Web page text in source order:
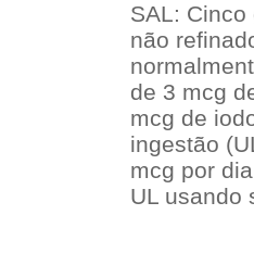
SAL:
não
de 3 mcg
mcg de
ingestão
mcg por
UL usando